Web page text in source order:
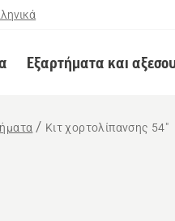
Εξαρτήματα και
Κιτ χορτολίπανσης 54"